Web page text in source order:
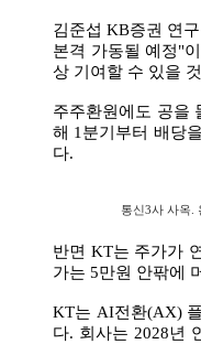
김준섭 KB증권 연
본격 가동될 예정"
상 기여할 수 있을
주주환원에도 공을
해 1분기부터 배당
다.
통신3사 사옥.
반면 KT는 주가가
가는 5만원 안팎에
KT는 AI전환(AX)
다. 회사는 2028년